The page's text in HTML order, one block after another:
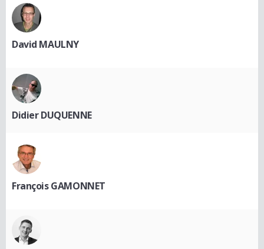
David MAULNY
Didier DUQUENNE
François GAMONNET